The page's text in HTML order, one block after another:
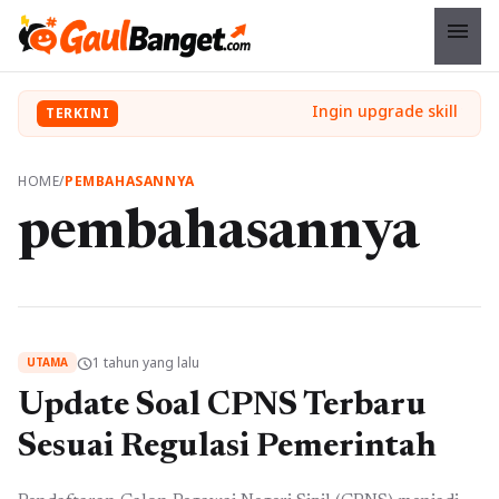
menu
TERKINI
HOME/PEMBAHASANNYA
pembahasannya
UTAMA schedule1 tahun yang lalu
Update Soal CPNS Terbaru
Sesuai Regulasi Pemerintah